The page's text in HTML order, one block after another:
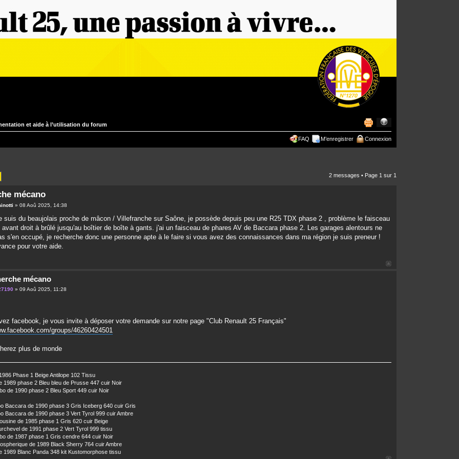
et aide à l’utilisation du forum
FAQ M’enregistrer Connexion
2 messages • Page 1 sur 1
mécano
» 08 Aoû 2025, 14:38
suis du beaujolais proche de mâcon / Villefranche sur Saône, je possède depuis peu une R25 TDX phase 2 , problème le faisceau
avant droit à brûlé jusqu'au boîtier de boîte à gants. j'ai un faisceau de phares AV de Baccara phase 2. Les garages alentours ne
s'en occupé, je recherche donc une personne apte à le faire si vous avez des connaissances dans ma région je suis preneur !
pour votre aide.
mécano
» 09 Aoû 2025, 11:28
facebook, je vous invite à déposer votre demande sur notre page "Club Renault 25 Français"
groups/46260424501
plus de monde
Phase 1 Beige Antilope 102 Tissu
1989 phase 2 Bleu bleu de Prusse 447 cuir Noir
de 1990 phase 2 Bleu Sport 449 cuir Noir
Baccara de 1990 phase 3 Gris Iceberg 640 cuir Gris
Baccara de 1990 phase 3 Vert Tyrol 999 cuir Ambre
de 1985 phase 1 Gris 620 cuir Beige
de 1991 phase 2 Vert Tyrol 999 tissu
de 1987 phase 1 Gris cendre 644 cuir Noir
de 1989 Black Sherry 764 cuir Ambre
1989 Blanc Panda 348 kit Kustomorphose tissu